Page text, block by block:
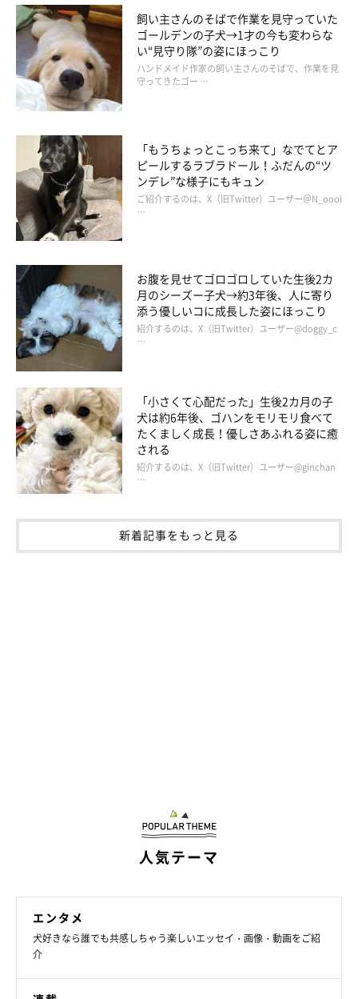
飼い主さんのそばで作業を見守っていた
ゴールデンの子犬→1才の今も変わらな
い“見守り隊”の姿にほっこり
ハンドメイド作家の飼い主さんのそばで、作業を見
守ってきたゴー …
「もうちょっとこっち来て」なでてとア
ピールするラブラドール！ふだんの“ツ
ンデレ”な様子にもキュン
ご紹介するのは、X（旧Twitter）ユーザー＠N_oooi
…
お腹を見せてゴロゴロしていた生後2カ
月のシーズー子犬→約3年後、人に寄り
添う優しいコに成長した姿にほっこり
紹介するのは、X（旧Twitter）ユーザー@doggy_c
…
「小さくて心配だった」生後2カ月の子
犬は約6年後、ゴハンをモリモリ食べて
たくましく成長！優しさあふれる姿に癒
される
紹介するのは、X（旧Twitter）ユーザー@ginchan
…
新着記事をもっと見る
人気テーマ
エンタメ
犬好きなら誰でも共感しちゃう楽しいエッセイ・画像・動画をご紹
介